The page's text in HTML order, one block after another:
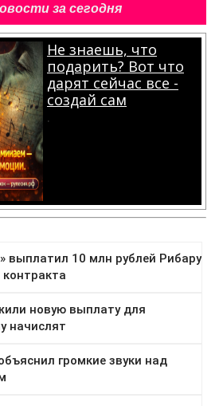
за сегодня
Не знаешь, что
подарить? Вот что
дарят сейчас все -
создай сам
.